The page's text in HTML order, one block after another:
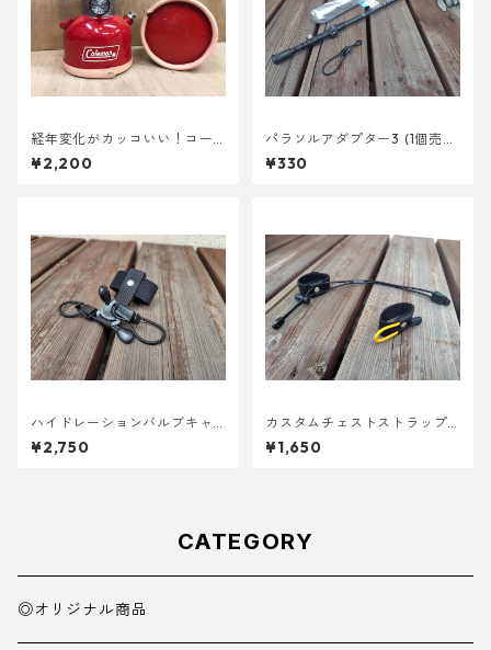
経年変化がカッコいい！コー
ルマン・ランタン用ボトムレ
ザーカバー135mm
¥2,200
パラソルアダプター3 (1個売
り)
¥330
ハイドレーションバルブキャ
ッチ+チューブマグネット（全
メーカー対応モデル）
¥2,750
カスタムチェストストラップ V
er.2
¥1,650
CATEGORY
◎オリジナル商品